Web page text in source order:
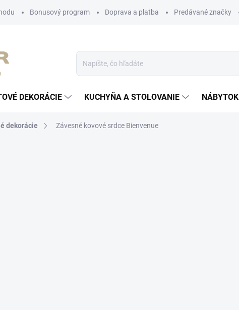
Bonusový program Doprava a platba Predávané značky
DEKORÁCIE KUCHYŇA A STOLOVANIE NÁBYTOK
dekorácie Závesné kovové srdce Bienvenue